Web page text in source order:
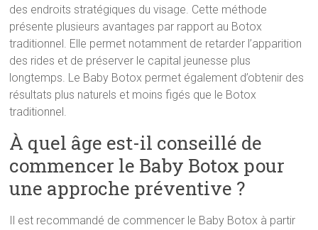
des endroits stratégiques du visage. Cette méthode
présente plusieurs avantages par rapport au Botox
traditionnel. Elle permet notamment de retarder l’apparition
des rides et de préserver le capital jeunesse plus
longtemps. Le Baby Botox permet également d’obtenir des
résultats plus naturels et moins figés que le Botox
traditionnel.
À quel âge est-il conseillé de
commencer le Baby Botox pour
une approche préventive ?
Il est recommandé de commencer le Baby Botox à partir